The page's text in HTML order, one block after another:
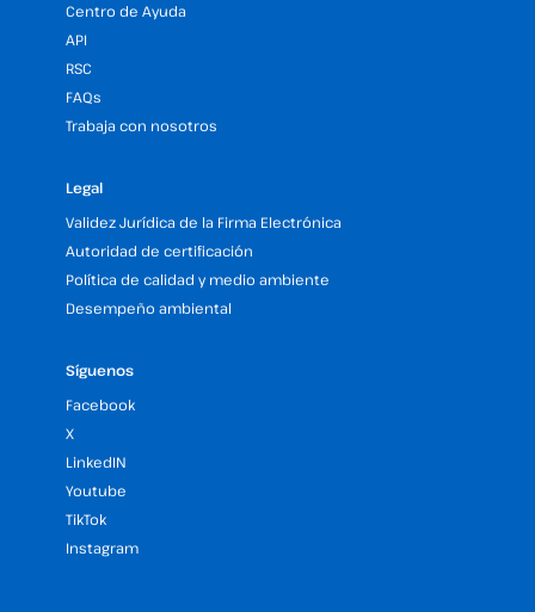
Centro de Ayuda
API
RSC
FAQs
Trabaja con nosotros
Legal
Validez Jurídica de la Firma Electrónica
Autoridad de certificación
Política de calidad y medio ambiente
Desempeño ambiental
Síguenos
Facebook
X
LinkedIN
Youtube
TikTok
Instagram